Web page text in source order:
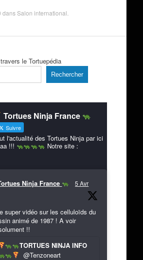
dansSalon international
le Tortuepédia
Rechercher
Tortues Ninja France
Suivre
l'actualité des Tortues Ninja par ici
!!!
Notre site :
Ninja France 5 Avr
super vidéo sur les celluloïds du
animé de 1987 ! A voir
!!
TORTUES NINJA INFO
@Tenzoneart